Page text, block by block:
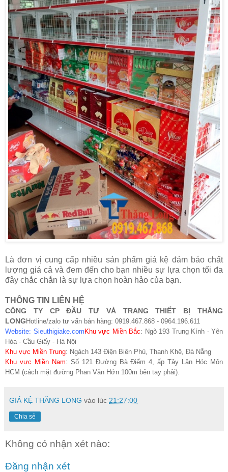
Là đơn vị cung cấp nhiều sản phẩm giá kệ đảm bảo chất
lượng giá cả và đem đến cho bạn nhiều sự lựa chọn tối đa
đây chắc chắn là sự lựa chọn hoàn hảo của bạn.
THÔNG TIN LIÊN HỆ
CÔNG TY CP ĐẦU TƯ VÀ TRANG THIẾT BỊ THĂNG
LONG Hotline/zalo tư vấn bán hàng: 0919.467.868 - 0964.196.611
Website: Sieuthigiake.com Khu vực Miền Bắc: Ngõ 193 Trung Kính - Yên
Hòa - Cầu Giấy - Hà Nội
Khu vực Miền Trung: Ngách 143 Điện Biên Phủ, Thanh Khê, Đà Nẵng
Khu vực Miền Nam: Số 121 Đường Bà Điểm 4, ấp Tây Lân Hóc Môn
HCM (cách mặt đường Phan Văn Hớn 100m bên tay phải).
GIÁ KỆ THĂNG LONG vào lúc 21:27:00
Chia sẻ
Không có nhận xét nào:
Đăng nhận xét